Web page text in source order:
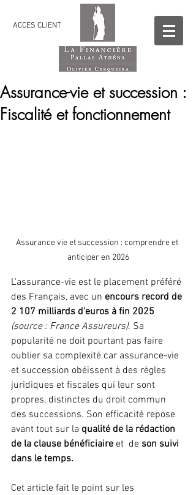
ACCES CLIENT
Assurance-vie et succession :
Fiscalité et fonctionnement
Assurance vie et succession : comprendre et
anticiper en 2026
L'assurance-vie est le placement préféré
des Français, avec un encours record de
2 107 milliards d'euros à fin 2025
(source : France Assureurs). Sa
popularité ne doit pourtant pas faire
oublier sa complexité car assurance-vie
et succession obéissent à des règles
juridiques et fiscales qui leur sont
propres, distinctes du droit commun
des successions. Son efficacité repose
avant tout sur la qualité de la rédaction
de la clause bénéficiaire et  de son suivi
dans le temps.
Cet article fait le point sur les